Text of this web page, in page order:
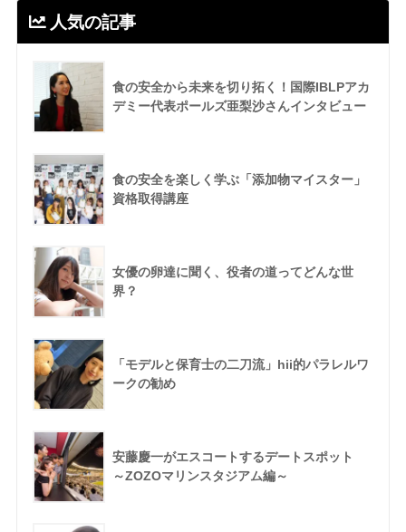
人気の記事
食の安全から未来を切り拓く！国際IBLPアカ
デミー代表ポールズ亜梨沙さんインタビュー
食の安全を楽しく学ぶ「添加物マイスター」
資格取得講座
女優の卵達に聞く、役者の道ってどんな世
界？
「モデルと保育士の二刀流」hii的パラレルワ
ークの勧め
安藤慶一がエスコートするデートスポット
～ZOZOマリンスタジアム編～